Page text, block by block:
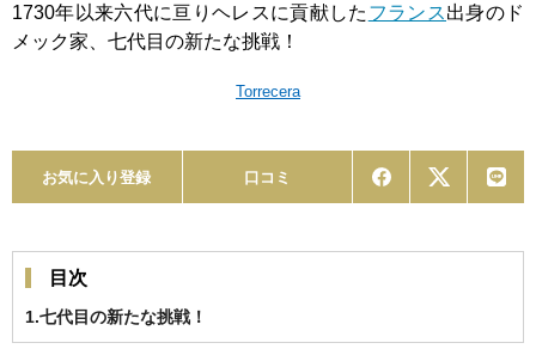
1730年以来六代に亘りヘレスに貢献した フランス出身のド
メック家、七代目の新たな挑戦！
Torrecera
お気に入り登録 口コミ
目次
1.七代目の新たな挑戦！